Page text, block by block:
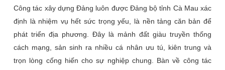
Công tác xây dựng Đảng luôn được Đảng bộ tỉnh Cà Mau xác
định là nhiệm vụ hết sức trọng yếu, là nền tảng căn bản để
phát triển địa phương. Đây là mảnh đất giàu truyền thống
cách mạng, sản sinh ra nhiều cá nhân ưu tú, kiên trung và
trọn lòng cống hiến cho sự nghiệp chung. Bàn về công tác